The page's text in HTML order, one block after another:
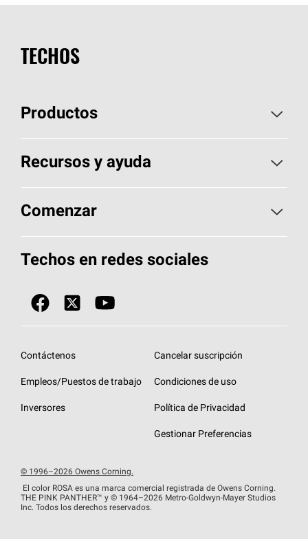
TECHOS
Productos
Elija sus tejas
Encuentre un contratista
Componentes para techos
Tecnología SureNail®
Garantías de techos
Recursos y ayuda
Aspectos básicos sobre techos
Herramientas de diseño y color
Únase a la red de contratistas de techos
Diseño en el techo
Eventos para contratistas
Comenzar
Llame al 1-800-GET-PINK®
Encuentre una tienda o encuentre un
Financiamiento de techos
Techos en redes sociales
Contáctenos
Empleos/Puestos de trabajo
Inversores
Cancelar suscripción
Condiciones de uso
Política de Privacidad
Gestionar Preferencias
© 1996–2026 Owens Corning.
El color ROSA es una marca comercial registrada de Owens Corning.
THE PINK PANTHER™ y © 1964–2026 Metro-Goldwyn-Mayer Studios
Inc. Todos los derechos reservados.